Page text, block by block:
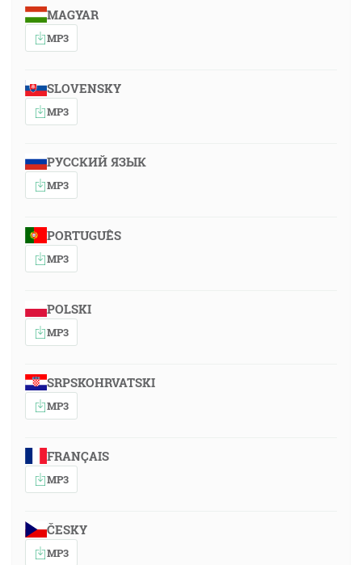
MAGYAR
MP3
SLOVENSKY
MP3
РУССКИЙ ЯЗЫК
MP3
PORTUGUÊS
MP3
POLSKI
MP3
SRPSKOHRVATSKI
MP3
FRANÇAIS
MP3
ČESKY
MP3